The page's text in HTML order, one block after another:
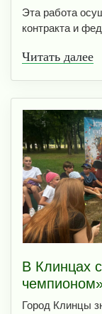
Эта работа
контракта и
Читать далее
В Клинцах
Город Клинцы